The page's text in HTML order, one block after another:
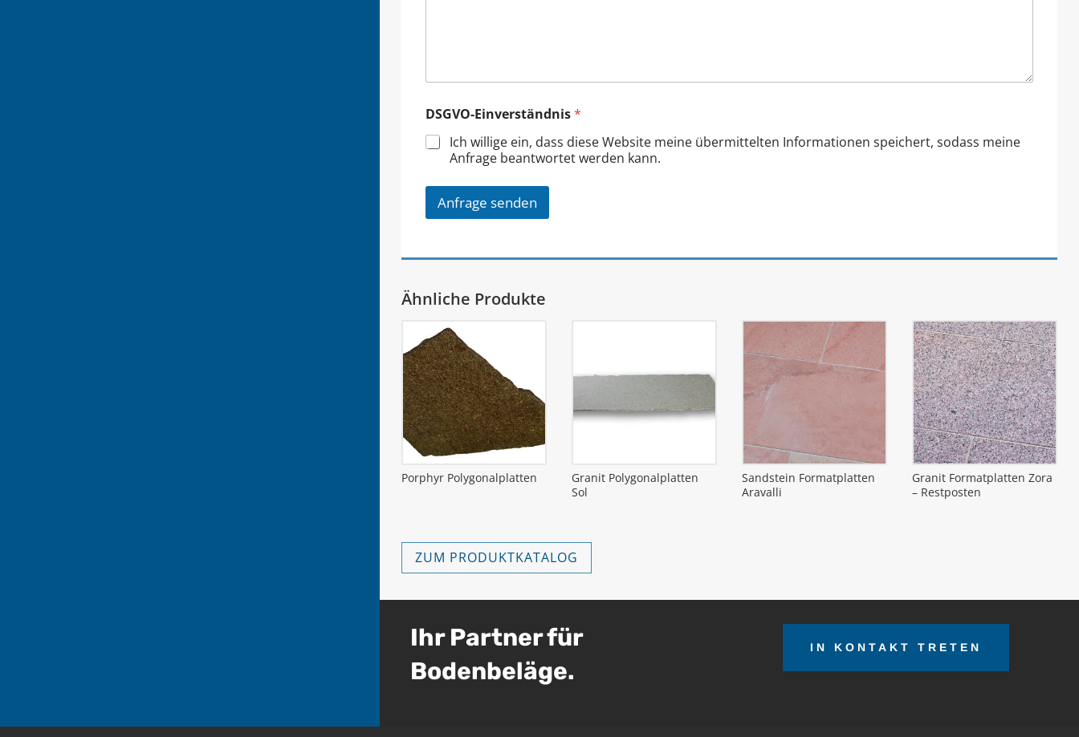
DSGVO-Einverständnis*
Ich willige ein, dass diese Website meine übermittelten Informationen speichert, sodass meine
Anfrage beantwortet werden kann.
Anfrage senden
Ähnliche Produkte
Porphyr Polygonalplatten
Granit Polygonalplatten
Sol
Sandstein Formatplatten
Aravalli
Granit Formatplatten Zora
– Restposten
ZUM PRODUKTKATALOG
Ihr Partner für
Bodenbeläge.
IN KONTAKT TRETEN